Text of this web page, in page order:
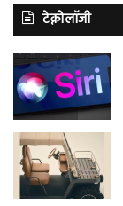
टेक्नोलॉजी